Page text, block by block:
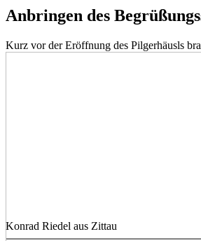
Anbringen des
Kurz vor der Eröffnung des Pilgerhäusls
Konrad Riedel aus Zittau